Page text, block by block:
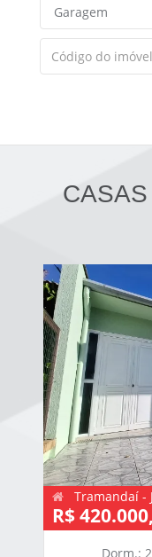
Garagem
Tramandaí -
R$
Dorm.: 2